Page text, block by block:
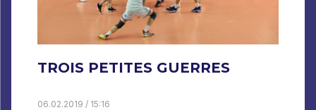
TROIS PETITES GUERRES
06.02.2019 / 15:16